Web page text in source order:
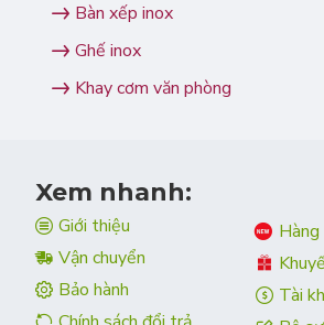
Bàn xếp inox
Ghế inox
Khay cơm văn phòng
Xem nhanh:
Giới thiệu
Vận chuyển
Bảo hành
Tài